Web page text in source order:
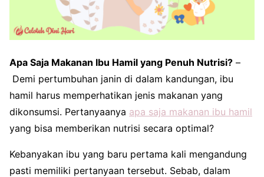
Apa Saja Makanan Ibu Hamil yang Penuh Nutrisi? –
Demi pertumbuhan janin di dalam kandungan, ibu
hamil harus memperhatikan jenis makanan yang
dikonsumsi. Pertanyaanya apa saja makanan ibu hamil
yang bisa memberikan nutrisi secara optimal?
Kebanyakan ibu yang baru pertama kali mengandung
pasti memiliki pertanyaan tersebut. Sebab, dalam